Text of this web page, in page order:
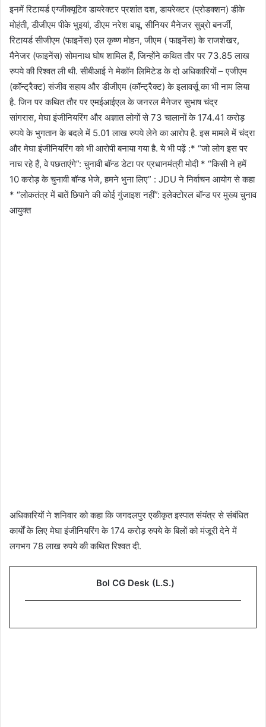
इनमें रिटायर्ड एग्‍जीक्‍यूटिव डायरेक्‍टर प्रशांत दश, डायरेक्‍टर (प्रोडक्‍शन) डीके
मोहंती, डीजीएम पीके भुइयां, डीएम नरेश बाबू, सीनियर मैनेजर सुब्रो बनर्जी,
रिटायर्ड सीजीएम (फाइनेंस) एल कृष्ण मोहन, जीएम ( फाइनेंस) के राजशेखर,
मैनेजर (फाइनेंस) सोमनाथ घोष शामिल हैं, जिन्होंने कथित तौर पर 73.85 लाख
रुपये की रिश्वत ली थी. सीबीआई ने मेकॉन लिमिटेड के दो अधिकारियों – एजीएम
(कॉन्ट्रैक्ट) संजीव सहाय और डीजीएम (कॉन्ट्रैक्ट) के इलावर्सू का भी नाम लिया
है. जिन पर कथित तौर पर एमईआईएल के जनरल मैनेजर सुभाष चंद्र
सांगरास, मेघा इंजीनियरिंग और अज्ञात लोगों से 73 चालानों के 174.41 करोड़
रुपये के भुगतान के बदले में 5.01 लाख रुपये लेने का आरोप है. इस मामले में चंद्रा
और मेघा इंजीनियरिंग को भी आरोपी बनाया गया है. ये भी पढ़ें :* “जो लोग इस पर
नाच रहे हैं, वे पछताएंगे”: चुनावी बॉन्‍ड डेटा पर प्रधानमंत्री मोदी * “किसी ने हमें
10 करोड़ के चुनावी बॉन्ड भेजे, हमने भुना लिए” : JDU ने निर्वाचन आयोग से कहा
* “लोकतंत्र में बातें छिपाने की कोई गुंजाइश नहीं”: इलेक्‍टोरल बॉन्‍ड पर मुख्‍य चुनाव
आयुक्‍त
अधिकारियों ने शनिवार को कहा कि जगदलपुर एकीकृत इस्पात संयंत्र से संबंधित
कार्यों के लिए मेघा इंजीनियरिंग के 174 करोड़ रुपये के बिलों को मंजूरी देने में
लगभग 78 लाख रुपये की कथित रिश्वत दी.
Bol CG Desk (L.S.)